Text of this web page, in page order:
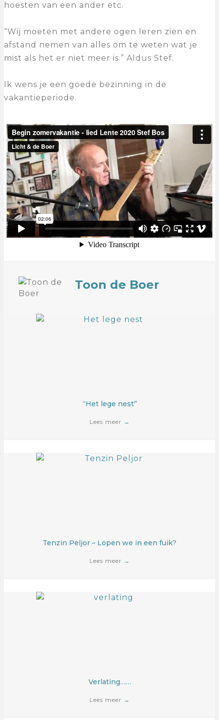
hoesten van een ander etc.
“Wij moeten met andere ogen leren zien en
afstand nemen van alles om te weten wat je
mist als het er niet meer is.” Aldus Stef.
Ik wens je een goede bezinning in de
vakantieperiode.
Toon de Boer
“Het lege nest”
Lees meer →
Tenzin Peljor – Lopen we in een fuik?
Lees meer →
Verlating……
Lees meer →